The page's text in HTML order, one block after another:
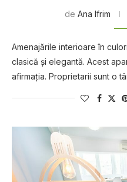
de Ana Ifrim
Amenajările interioare în
clasică și elegantă. Acest
afirmația. Proprietarii sunt o